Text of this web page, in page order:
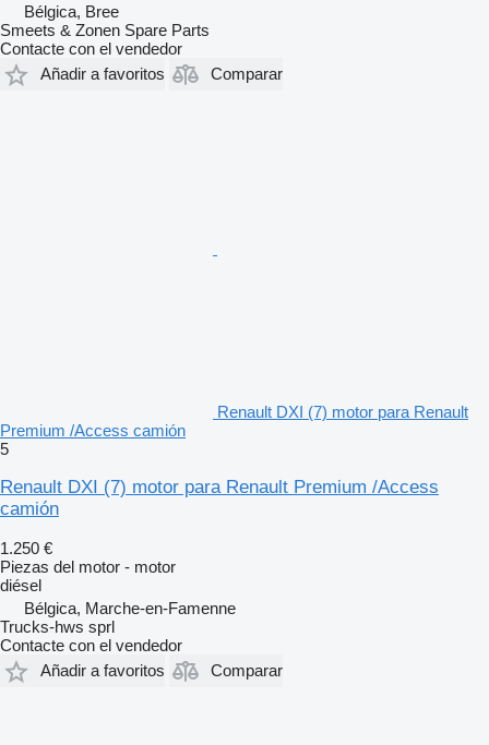
Bélgica, Bree
Smeets & Zonen Spare Parts
Contacte con el vendedor
Añadir a favoritos
Comparar
Renault DXI (7) motor para Renault
Premium /Access camión
5
Renault DXI (7) motor para Renault Premium /Access
camión
1.250 €
Piezas del motor - motor
diésel
Bélgica, Marche-en-Famenne
Trucks-hws sprl
Contacte con el vendedor
Añadir a favoritos
Comparar